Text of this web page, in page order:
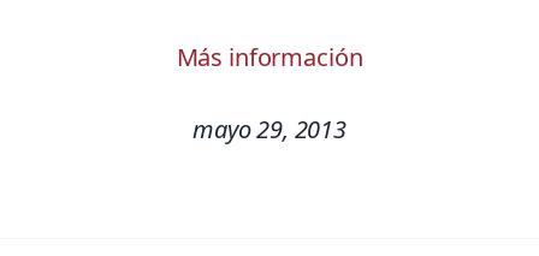
Más información
mayo 29, 2013